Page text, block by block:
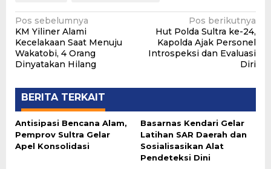
Navigasi
pos
Pos sebelumnya
KM Yiliner Alami
Kecelakaan Saat Menuju
Wakatobi, 4 Orang
Dinyatakan Hilang
Pos berikutnya
Hut Polda Sultra ke-24,
Kapolda Ajak Personel
Introspeksi dan Evaluasi
Diri
BERITA TERKAIT
Antisipasi Bencana Alam,
Pemprov Sultra Gelar
Apel Konsolidasi
Basarnas Kendari Gelar
Latihan SAR Daerah dan
Sosialisasikan Alat
Pendeteksi Dini